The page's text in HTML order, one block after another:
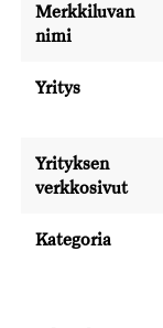
Merkkiluvan
nimi
Yritys
Yrityksen
verkkosivut
Kategoria